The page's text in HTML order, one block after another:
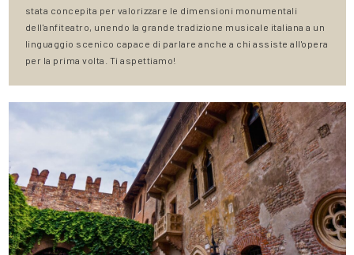
stata concepita per valorizzare le dimensioni monumentali
dell'anfiteatro, unendo la grande tradizione musicale italiana a un
linguaggio scenico capace di parlare anche a chi assiste all'opera
per la prima volta. Ti aspettiamo!